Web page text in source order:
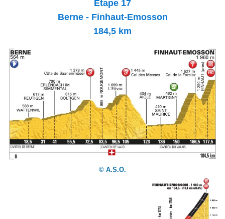
Etape 17
Berne - Finhaut-Emosson
184,5 km
© A.S.O.